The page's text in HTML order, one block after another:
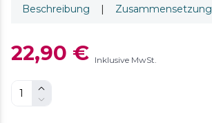
Beschreibung | Zusammensetzung
22,90 € Inklusive MwSt.